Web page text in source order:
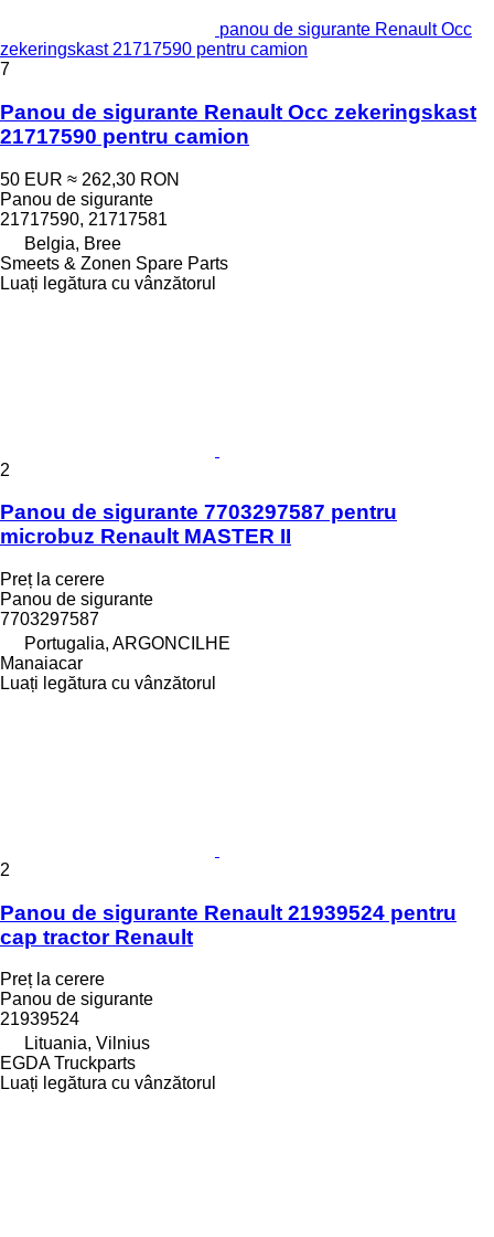
panou de sigurante Renault Occ
zekeringskast 21717590 pentru camion
7
Panou de sigurante Renault Occ zekeringskast
21717590 pentru camion
50 EUR ≈ 262,30 RON
Panou de sigurante
21717590, 21717581
Belgia, Bree
Smeets & Zonen Spare Parts
Luați legătura cu vânzătorul
2
Panou de sigurante 7703297587 pentru
microbuz Renault MASTER II
Preț la cerere
Panou de sigurante
7703297587
Portugalia, ARGONCILHE
Manaiacar
Luați legătura cu vânzătorul
2
Panou de sigurante Renault 21939524 pentru
cap tractor Renault
Preț la cerere
Panou de sigurante
21939524
Lituania, Vilnius
EGDA Truckparts
Luați legătura cu vânzătorul